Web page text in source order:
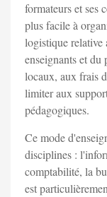
formateurs et ses
plus facile à
logistique relative
enseignants et du
locaux, aux frais
limiter aux
pédagogiques.
Ce mode
disciplines :
comptabilité, la
est